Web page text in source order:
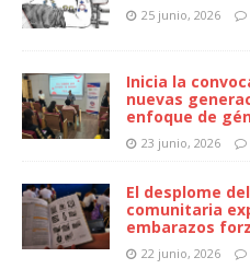
25 junio, 2026
Inicia la
nuevas
enfoque de
23 junio, 2026
El desplome
comunitaria
embarazos
22 junio, 2026